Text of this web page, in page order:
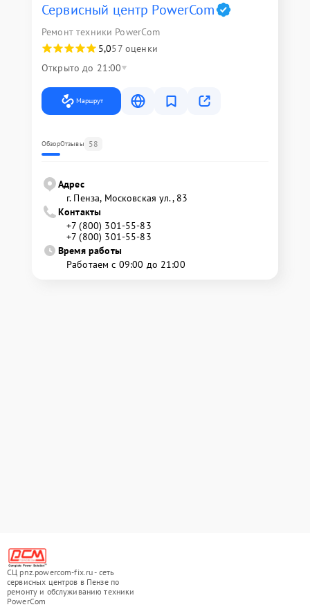
Сервисный центр PowerCom
Ремонт техники PowerCom
5,057 оценки
Открыто до 21:00
Маршрут
ОбзорОтзывы 58
Адрес
г. Пенза, Московская ул., 83
Контакты
+7 (800) 301-55-83
+7 (800) 301-55-83
Время работы
Работаем с 09:00 до 21:00
СЦ pnz.powercom-fix.ru - сеть
сервисных центров в Пензе по
ремонту и обслуживанию техники
PowerCom